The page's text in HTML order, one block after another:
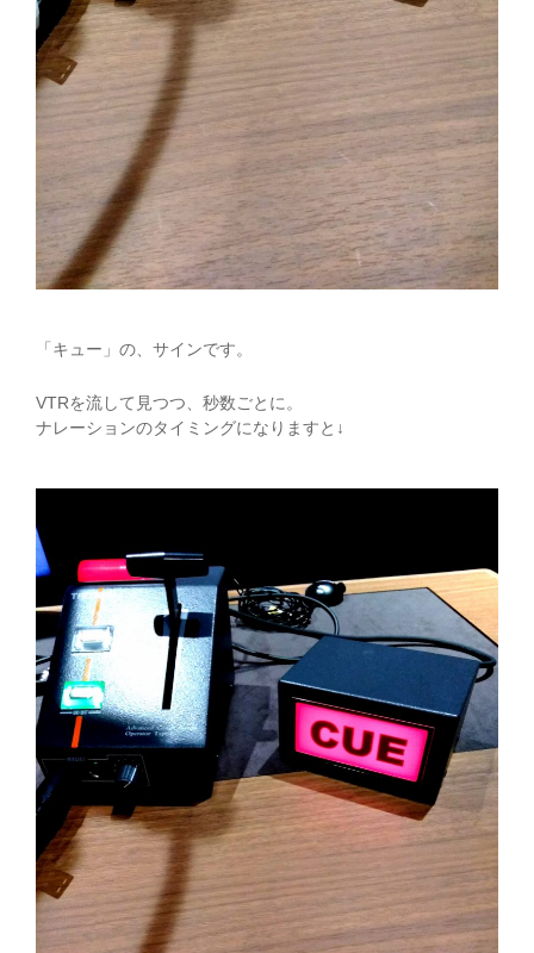
「キュー」の、サインです。
VTRを流して見つつ、秒数ごとに。
ナレーションのタイミングになりますと↓